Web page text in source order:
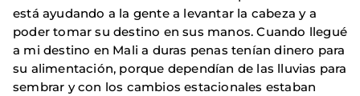
está ayudando a la gente a levantar la cabeza y a
poder tomar su destino en sus manos. Cuando llegué
a mi destino en Mali a duras penas tenían dinero para
su alimentación, porque dependían de las lluvias para
sembrar y con los cambios estacionales estaban